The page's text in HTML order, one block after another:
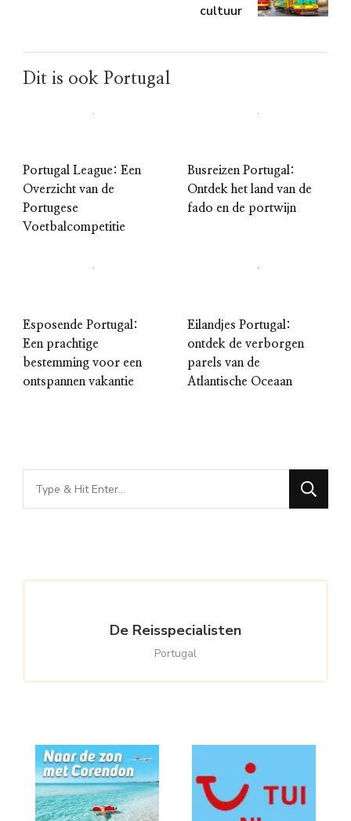
cultuur
Dit is ook Portugal
Portugal League: Een
Overzicht van de
Portugese
Voetbalcompetitie
Busreizen Portugal:
Ontdek het land van de
fado en de portwijn
Esposende Portugal:
Een prachtige
bestemming voor een
ontspannen vakantie
Eilandjes Portugal:
ontdek de verborgen
parels van de
Atlantische Oceaan
Looking
for
De Reisspecialisten
Portugal